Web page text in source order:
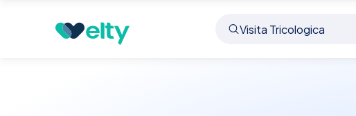
Prenota visita Visita Tricologica Zibido San Giacomo